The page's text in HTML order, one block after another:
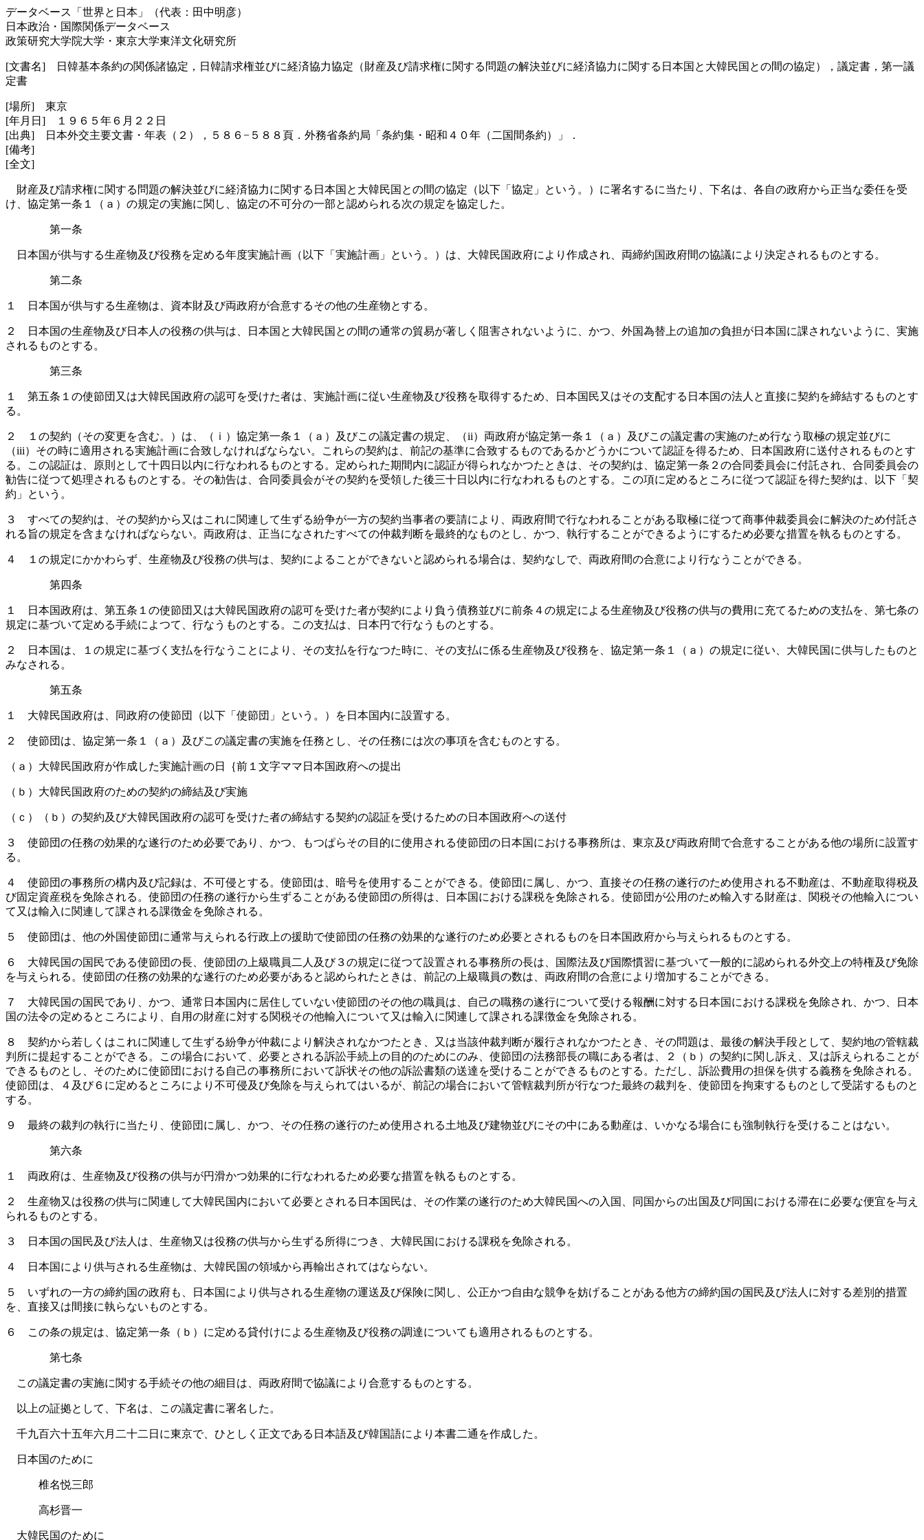
データベース「世界と日本」（代表：田中明彦）
日本政治・国際関係データベース
政策研究大学院大学・東京大学東洋文化研究所
[文書名] 日韓基本条約の関係諸協定，日韓請求権並びに経済協力協定（財産及び請求権に関する問題の解決並びに経済協力に関する日本国と大韓民国との間の協定），議定書，第一議
定書
[場所] 東京
[年月日] １９６５年６月２２日
[出典] 日本外交主要文書・年表（２），５８６−５８８頁．外務省条約局「条約集・昭和４０年（二国間条約）」．
[備考]
[全文]
財産及び請求権に関する問題の解決並びに経済協力に関する日本国と大韓民国との間の協定（以下「協定」という。）に署名するに当たり、下名は、各自の政府から正当な委任を受
け、協定第一条１（ａ）の規定の実施に関し、協定の不可分の一部と認められる次の規定を協定した。
第一条
日本国が供与する生産物及び役務を定める年度実施計画（以下「実施計画」という。）は、大韓民国政府により作成され、両締約国政府間の協議により決定されるものとする。
第二条
１ 日本国が供与する生産物は、資本財及び両政府が合意するその他の生産物とする。
２ 日本国の生産物及び日本人の役務の供与は、日本国と大韓民国との間の通常の貿易が著しく阻害されないように、かつ、外国為替上の追加の負担が日本国に課されないように、実施
されるものとする。
第三条
１ 第五条１の使節団又は大韓民国政府の認可を受けた者は、実施計画に従い生産物及び役務を取得するため、日本国民又はその支配する日本国の法人と直接に契約を締結するものとす
る。
２ １の契約（その変更を含む。）は、（ｉ）協定第一条１（ａ）及びこの議定書の規定、（ii）両政府が協定第一条１（ａ）及びこの議定書の実施のため行なう取極の規定並びに
（iii）その時に適用される実施計画に合致しなければならない。これらの契約は、前記の基準に合致するものであるかどうかについて認証を得るため、日本国政府に送付されるものとす
る。この認証は、原則として十四日以内に行なわれるものとする。定められた期間内に認証が得られなかつたときは、その契約は、協定第一条２の合同委員会に付託され、合同委員会の
勧告に従つて処理されるものとする。その勧告は、合同委員会がその契約を受領した後三十日以内に行なわれるものとする。この項に定めるところに従つて認証を得た契約は、以下「契
約」という。
３ すべての契約は、その契約から又はこれに関連して生ずる紛争が一方の契約当事者の要請により、両政府間で行なわれることがある取極に従つて商事仲裁委員会に解決のため付託さ
れる旨の規定を含まなければならない。両政府は、正当になされたすべての仲裁判断を最終的なものとし、かつ、執行することができるようにするため必要な措置を執るものとする。
４ １の規定にかかわらず、生産物及び役務の供与は、契約によることができないと認められる場合は、契約なしで、両政府間の合意により行なうことができる。
第四条
１ 日本国政府は、第五条１の使節団又は大韓民国政府の認可を受けた者が契約により負う債務並びに前条４の規定による生産物及び役務の供与の費用に充てるための支払を、第七条の
規定に基づいて定める手続によつて、行なうものとする。この支払は、日本円で行なうものとする。
２ 日本国は、１の規定に基づく支払を行なうことにより、その支払を行なつた時に、その支払に係る生産物及び役務を、協定第一条１（ａ）の規定に従い、大韓民国に供与したものと
みなされる。
第五条
１ 大韓民国政府は、同政府の使節団（以下「使節団」という。）を日本国内に設置する。
２ 使節団は、協定第一条１（ａ）及びこの議定書の実施を任務とし、その任務には次の事項を含むものとする。
（ａ）大韓民国政府が作成した実施計画の日｛前１文字ママ日本国政府への提出
（ｂ）大韓民国政府のための契約の締結及び実施
（ｃ）（ｂ）の契約及び大韓民国政府の認可を受けた者の締結する契約の認証を受けるための日本国政府への送付
３ 使節団の任務の効果的な遂行のため必要であり、かつ、もつぱらその目的に使用される使節団の日本国における事務所は、東京及び両政府間で合意することがある他の場所に設置す
る。
４ 使節団の事務所の構内及び記録は、不可侵とする。使節団は、暗号を使用することができる。使節団に属し、かつ、直接その任務の遂行のため使用される不動産は、不動産取得税及
び固定資産税を免除される。使節団の任務の遂行から生ずることがある使節団の所得は、日本国における課税を免除される。使節団が公用のため輸入する財産は、関税その他輸入につい
て又は輸入に関連して課される課徴金を免除される。
５ 使節団は、他の外国使節団に通常与えられる行政上の援助で使節団の任務の効果的な遂行のため必要とされるものを日本国政府から与えられるものとする。
６ 大韓民国の国民である使節団の長、使節団の上級職員二人及び３の規定に従つて設置される事務所の長は、国際法及び国際慣習に基づいて一般的に認められる外交上の特権及び免除
を与えられる。使節団の任務の効果的な遂行のため必要があると認められたときは、前記の上級職員の数は、両政府間の合意により増加することができる。
７ 大韓民国の国民であり、かつ、通常日本国内に居住していない使節団のその他の職員は、自己の職務の遂行について受ける報酬に対する日本国における課税を免除され、かつ、日本
国の法令の定めるところにより、自用の財産に対する関税その他輸入について又は輸入に関連して課される課徴金を免除される。
８ 契約から若しくはこれに関連して生ずる紛争が仲裁により解決されなかつたとき、又は当該仲裁判断が履行されなかつたとき、その問題は、最後の解決手段として、契約地の管轄裁
判所に提起することができる。この場合において、必要とされる訴訟手続上の目的のためにのみ、使節団の法務部長の職にある者は、２（ｂ）の契約に関し訴え、又は訴えられることが
できるものとし、そのために使節団における自己の事務所において訴状その他の訴訟書類の送達を受けることができるものとする。ただし、訴訟費用の担保を供する義務を免除される。
使節団は、４及び６に定めるところにより不可侵及び免除を与えられてはいるが、前記の場合において管轄裁判所が行なつた最終の裁判を、使節団を拘束するものとして受諾するものと
する。
９ 最終の裁判の執行に当たり、使節団に属し、かつ、その任務の遂行のため使用される土地及び建物並びにその中にある動産は、いかなる場合にも強制執行を受けることはない。
第六条
１ 両政府は、生産物及び役務の供与が円滑かつ効果的に行なわれるため必要な措置を執るものとする。
２ 生産物又は役務の供与に関連して大韓民国内において必要とされる日本国民は、その作業の遂行のため大韓民国への入国、同国からの出国及び同国における滞在に必要な便宜を与え
られるものとする。
３ 日本国の国民及び法人は、生産物又は役務の供与から生ずる所得につき、大韓民国における課税を免除される。
４ 日本国により供与される生産物は、大韓民国の領域から再輸出されてはならない。
５ いずれの一方の締約国の政府も、日本国により供与される生産物の運送及び保険に関し、公正かつ自由な競争を妨げることがある他方の締約国の国民及び法人に対する差別的措置
を、直接又は間接に執らないものとする。
６ この条の規定は、協定第一条（ｂ）に定める貸付けによる生産物及び役務の調達についても適用されるものとする。
第七条
この議定書の実施に関する手続その他の細目は、両政府間で協議により合意するものとする。
以上の証拠として、下名は、この議定書に署名した。
千九百六十五年六月二十二日に東京で、ひとしく正文である日本語及び韓国語により本書二通を作成した。
日本国のために
椎名悦三郎
高杉晋一
大韓民国のために